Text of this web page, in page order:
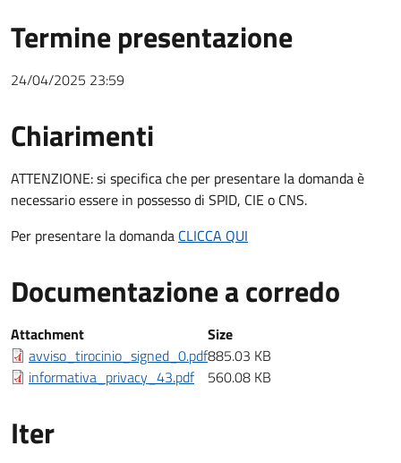
Termine presentazione
24/04/2025 23:59
Chiarimenti
Chiarimenti
ATTENZIONE: si specifica che per presentare la domanda è
necessario essere in possesso di SPID, CIE o CNS.
Per presentare la domanda CLICCA QUI
Documentazione a corredo
Documentazione a corredo
Attachment
Size
avviso_tirocinio_signed_0.pdf885.03 KB
informativa_privacy_43.pdf
560.08 KB
Iter